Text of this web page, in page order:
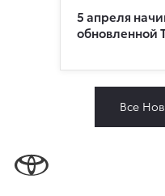
5 апреля
обновленной
Все